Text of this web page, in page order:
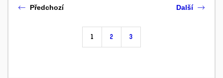
Předchozí
1 2 3
Další